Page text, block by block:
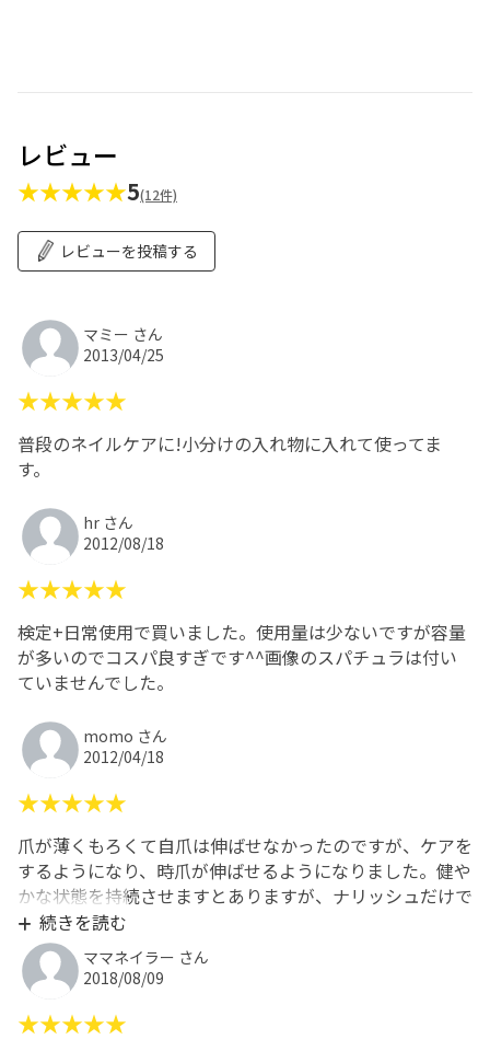
レビュー
★★★★★5(12件)
レビューを投稿する
マミー さん
2013/04/25
★★★★★
普段のネイルケアに!小分けの入れ物に入れて使ってま
す。
hr さん
2012/08/18
★★★★★
検定+日常使用で買いました。使用量は少ないですが容量
が多いのでコスパ良すぎです^^画像のスパチュラは付い
ていませんでした。
momo さん
2012/04/18
★★★★★
爪が薄くもろくて自爪は伸ばせなかったのですが、ケアを
するようになり、時爪が伸ばせるようになりました。健や
かな状態を持続させますとありますが、ナリッシュだけで
はないかもしれませんが、それがとても実感できました。
続きを読む
ママネイラー さん
2018/08/09
★★★★★